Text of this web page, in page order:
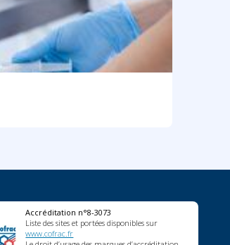
Accréditation n°8-3073
Liste des sites et portées disponibles sur
www.cofrac.fr